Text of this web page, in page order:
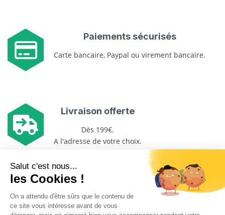
Paiements sécurisés
Carte bancaire, Paypal ou virement bancaire.
Livraison offerte
Dès 199€.
A l'adresse de votre choix.
Plus de 1000 références